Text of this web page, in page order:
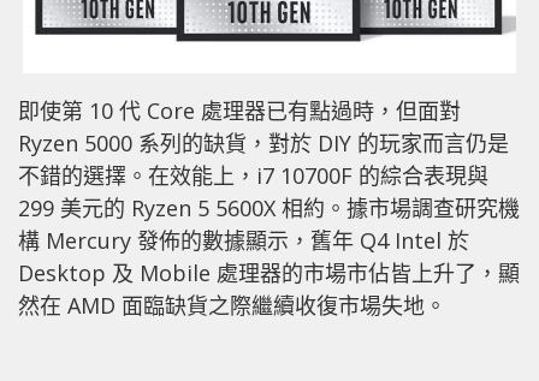
即使第 10 代 Core 處理器已有點過時，但面對
Ryzen 5000 系列的缺貨，對於 DIY 的玩家而言仍是
不錯的選擇。在效能上，i7 10700F 的綜合表現與
299 美元的 Ryzen 5 5600X 相約。據市場調查研究機
構 Mercury 發佈的數據顯示，舊年 Q4 Intel 於
Desktop 及 Mobile 處理器的市場市佔皆上升了，顯
然在 AMD 面臨缺貨之際繼續收復市場失地。